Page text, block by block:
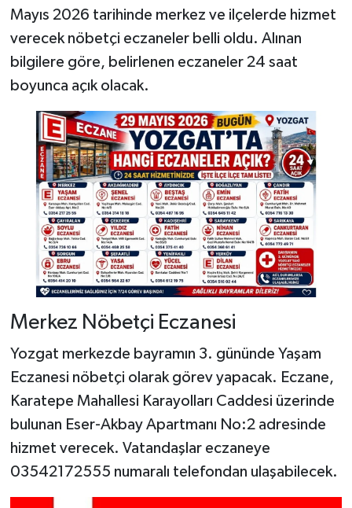
Mayıs 2026 tarihinde merkez ve ilçelerde hizmet
verecek nöbetçi eczaneler belli oldu. Alınan
bilgilere göre, belirlenen eczaneler 24 saat
boyunca açık olacak.
Merkez Nöbetçi Eczanesi
Yozgat merkezde bayramın 3. gününde Yaşam
Eczanesi nöbetçi olarak görev yapacak. Eczane,
Karatepe Mahallesi Karayolları Caddesi üzerinde
bulunan Eser-Akbay Apartmanı No:2 adresinde
hizmet verecek. Vatandaşlar eczaneye
03542172555 numaralı telefondan ulaşabilecek.